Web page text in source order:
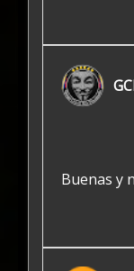
Buenas y